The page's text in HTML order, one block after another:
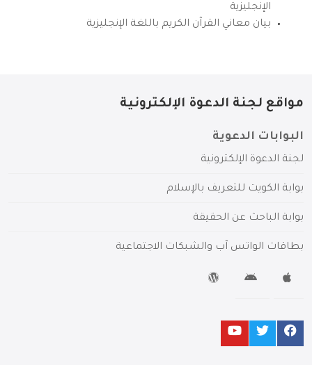
الإنجليزية
بيان معاني القرآن الكريم باللغة الإنجليزية
مواقع لجنة الدعوة الإلكترونية
البوابات الدعوية
لجنة الدعوة الإلكترونية
بوابة الكويت للتعريف بالإسلام
بوابة الباحث عن الحقيقة
بطاقات الواتس آب والشبكات الاجتماعية